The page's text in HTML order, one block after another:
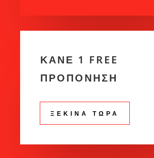
ΚΑΝΕ 1 FREE
ΠΡΟΠΟΝΗΣΗ
ΞΕΚΙΝΑ ΤΩΡΑ